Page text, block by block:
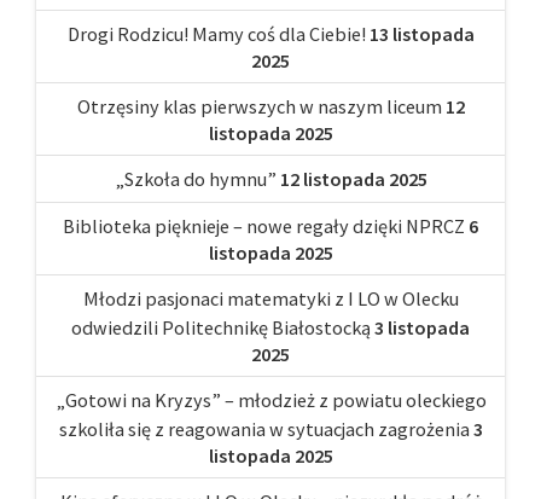
Drogi Rodzicu! Mamy coś dla Ciebie! 13 listopada
2025
Otrzęsiny klas pierwszych w naszym liceum 12
listopada 2025
„Szkoła do hymnu” 12 listopada 2025
Biblioteka pięknieje – nowe regały dzięki NPRCZ 6
listopada 2025
Młodzi pasjonaci matematyki z I LO w Olecku
odwiedzili Politechnikę Białostocką 3 listopada
2025
„Gotowi na Kryzys” – młodzież z powiatu oleckiego
szkoliła się z reagowania w sytuacjach zagrożenia 3
listopada 2025